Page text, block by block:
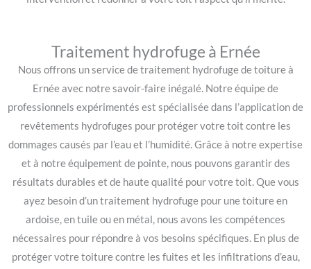
Traitement hydrofuge à Ernée
Nous offrons un service de traitement hydrofuge de toiture à
Ernée avec notre savoir-faire inégalé. Notre équipe de
professionnels expérimentés est spécialisée dans l’application de
revêtements hydrofuges pour protéger votre toit contre les
dommages causés par l’eau et l’humidité. Grâce à notre expertise
et à notre équipement de pointe, nous pouvons garantir des
résultats durables et de haute qualité pour votre toit. Que vous
ayez besoin d’un traitement hydrofuge pour une toiture en
ardoise, en tuile ou en métal, nous avons les compétences
nécessaires pour répondre à vos besoins spécifiques. En plus de
protéger votre toiture contre les fuites et les infiltrations d’eau,